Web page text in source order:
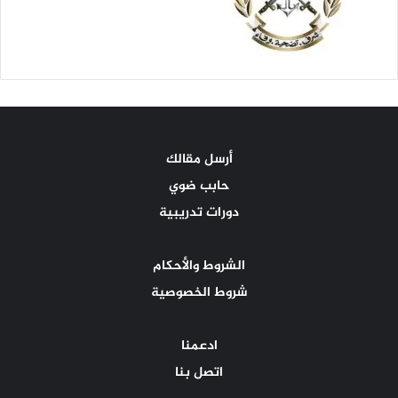
أرسل مقالك
حابب ضوي
دورات تدريبية
الشروط والأحكام
شروط الخصوصية
ادعمنا
اتصل بنا